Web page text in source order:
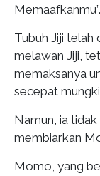
Memaafkanmu”.
Tubuh Jiji telah
melawan Jiji,
memaksanya
secepat
Namun, ia
membiarkan
Momo, yang